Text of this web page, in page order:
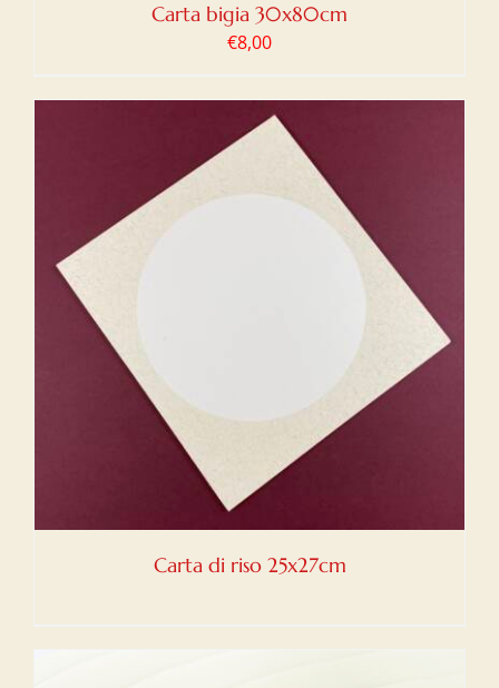
Carta bigia 30x80cm
€8,00
Carta di riso 25x27cm